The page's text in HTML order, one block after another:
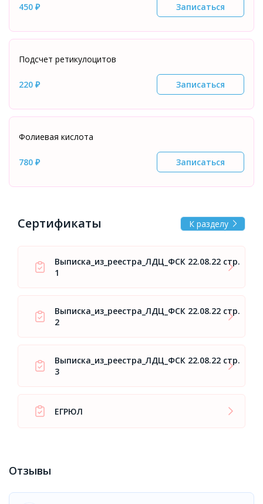
450 ₽ Записаться
Подсчет ретикулоцитов
220 ₽ Записаться
Фолиевая кислота
780 ₽ Записаться
Сертификаты К разделу
Выписка_из_реестра_ЛДЦ_ФСК 22.08.22 стр.
1
Выписка_из_реестра_ЛДЦ_ФСК 22.08.22 стр.
2
Выписка_из_реестра_ЛДЦ_ФСК 22.08.22 стр.
3
ЕГРЮЛ
Отзывы